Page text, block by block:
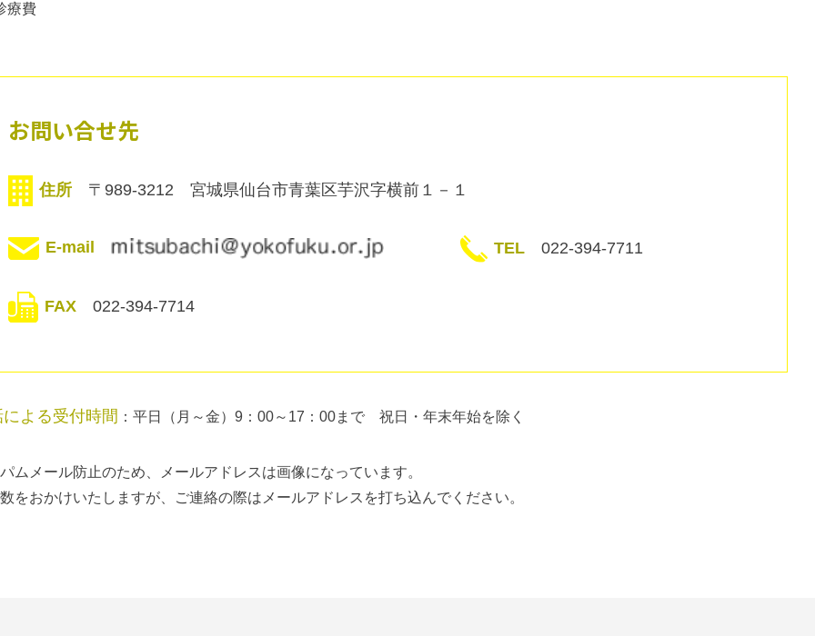
療費
お問い合せ先
住所 〒989-3212 宮城県仙台市青葉区芋沢字横前１－１
E-mail TEL 022-394-7711
FAX 022-394-7714
よる受付時間 ：平日（月～金）9：00～17：00まで 祝日・年末年始を除く
ムメール防止のため、メールアドレスは画像になっています。
をおかけいたしますが、ご連絡の際はメールアドレスを打ち込んでください。